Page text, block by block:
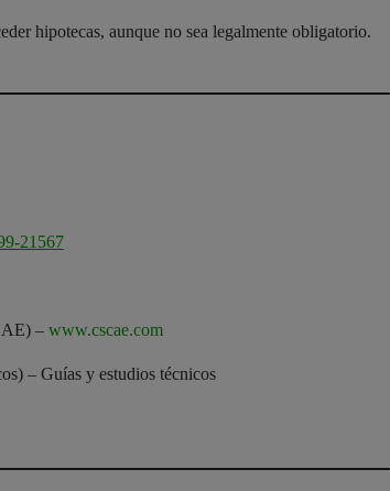
hipotecas, aunque no sea legalmente obligatorio.
21567
– www.cscae.com
– Guías y estudios técnicos